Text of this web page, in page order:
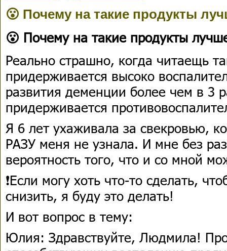
😮 Почему на такие продукты
😮 Почему на такие продукты
Реально страшно, когда читаещь
придерживается высоко
развития деменции более чем в 3
придерживается
Я 6 лет ухаживала за свекровью,
РАЗУ меня не узнала. И мне без
вероятность того, что и со мной
❗Если могу хоть что-то сделать,
снизить, я буду это делать!
И вот вопрос в тему:
Юлия: Здравствуйте, Людмила!